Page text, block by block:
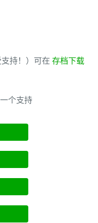
持！）可在 存档下载
个支持